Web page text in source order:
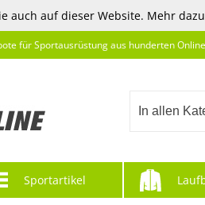
auch auf dieser Website. Mehr
für Sportausrüstung aus hunderten
In allen
Sportartikel